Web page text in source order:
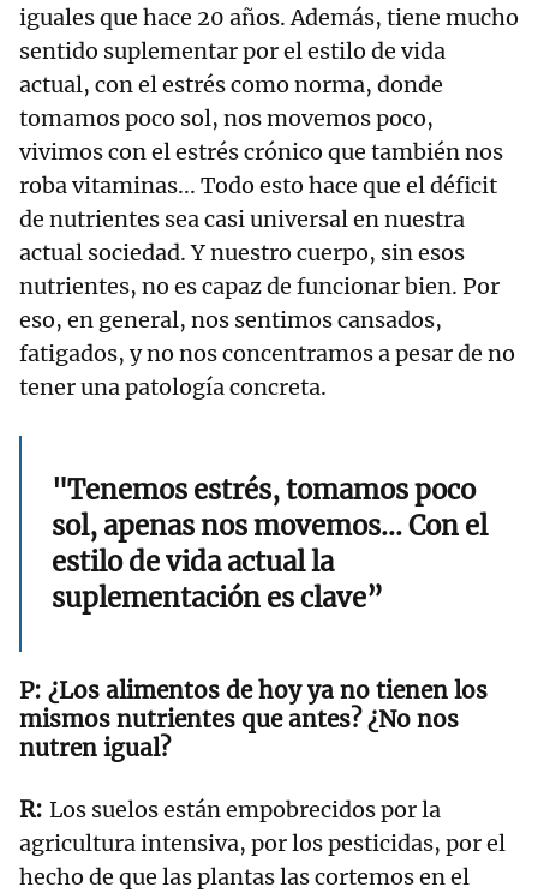
iguales que hace 20 años. Además, tiene mucho
sentido suplementar por el estilo de vida
actual, con el estrés como norma, donde
tomamos poco sol, nos movemos poco,
vivimos con el estrés crónico que también nos
roba vitaminas... Todo esto hace que el déficit
de nutrientes sea casi universal en nuestra
actual sociedad. Y nuestro cuerpo, sin esos
nutrientes, no es capaz de funcionar bien. Por
eso, en general, nos sentimos cansados,
fatigados, y no nos concentramos a pesar de no
tener una patología concreta.
"Tenemos estrés, tomamos poco
sol, apenas nos movemos... Con el
estilo de vida actual la
suplementación es clave”
¿Los alimentos de hoy ya no tienen los
mismos nutrientes que antes? ¿No nos
nutren igual?
Los suelos están empobrecidos por la
agricultura intensiva, por los pesticidas, por el
hecho de que las plantas las cortemos en el